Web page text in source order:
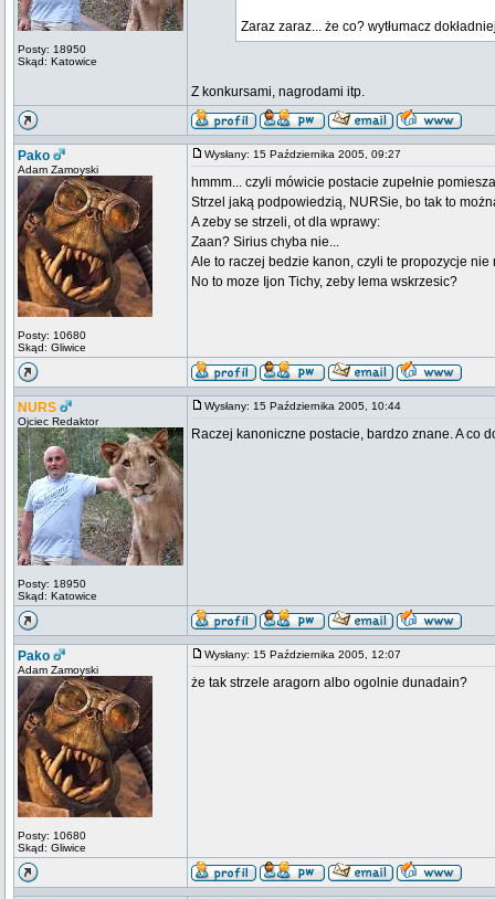
Posty: 18950
Skąd: Katowice
Zaraz zaraz... że co? wytłumacz
Z konkursami, nagrodami itp.
Pako
Adam Zamoyski
Posty: 10680
Skąd: Gliwice
Wysłany: 15 Października 2005, 09:27
hmmm... czyli mówicie postacie zupełnie
Strzel jaką podpowiedzią, NURSie, bo tak to
A zeby se strzeli, ot dla wprawy:
Zaan? Sirius chyba nie...
Ale to raczej bedzie kanon, czyli te propozycje nie
No to moze Ijon Tichy, zeby lema wskrzesic?
NURS
Ojciec Redaktor
Posty: 18950
Skąd: Katowice
Wysłany: 15 Października 2005, 10:44
Raczej kanoniczne postacie, bardzo znane. A co
Pako
Adam Zamoyski
Posty: 10680
Skąd: Gliwice
Wysłany: 15 Października 2005, 12:07
że tak strzele aragorn albo ogolnie dunadain?